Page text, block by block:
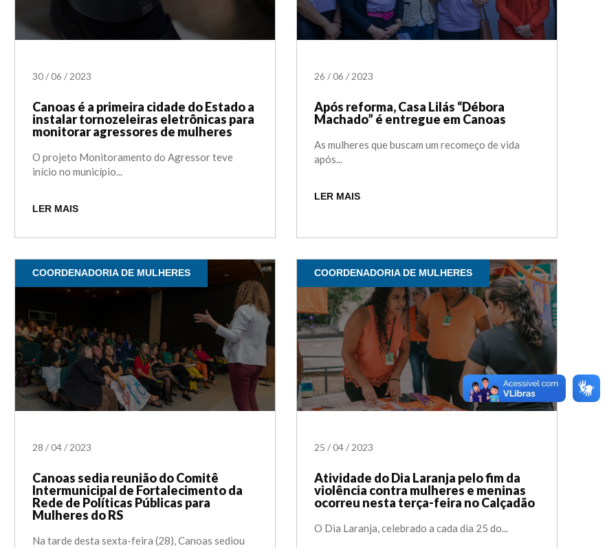
30/06 /2023
Canoas é a primeira cidade do Estado a
instalar tornozeleiras eletrônicas para
monitorar agressores de mulheres
O projeto Monitoramento do Agressor teve
início no município...
LER MAIS
26 /06 /2023
Após reforma, Casa Lilás “Débora
Machado” é entregue em Canoas
As mulheres que buscam um recomeço de vida
após...
LER MAIS
COORDENADORIA DE MULHERES
28 /04/2023
Canoas sedia reunião do Comitê
Intermunicipal de Fortalecimento da
Rede de Políticas Públicas para
Mulheres do RS
Na tarde desta sexta-feira (28), Canoas sediou
COORDENADORIA DE MULHERES
25 /04/2023
Atividade do Dia Laranja pelo fim da
violência contra mulheres e meninas
ocorreu nesta terça-feira no Calçadão
O Dia Laranja, celebrado a cada dia 25 do...